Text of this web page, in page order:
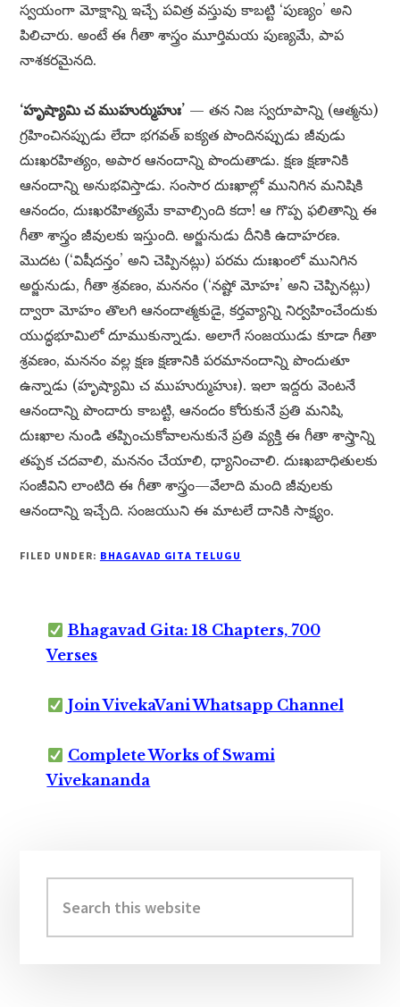
స్వయంగా మోక్షాన్ని ఇచ్చే పవిత్ర వస్తువు కాబట్టి ‘పుణ్యం’ అని
పిలిచారు. అంటే ఈ గీతా శాస్త్రం మూర్తిమయ పుణ్యమే, పాప
నాశకరమైనది.
‘హృష్యామి చ ముహుర్ముహుః’ — తన నిజ స్వరూపాన్ని (ఆత్మను)
గ్రహించినప్పుడు లేదా భగవత్ ఐక్యత పొందినప్పుడు జీవుడు
దుఃఖరహిత్యం, అపార ఆనందాన్ని పొందుతాడు. క్షణ క్షణానికి
ఆనందాన్ని అనుభవిస్తాడు. సంసార దుఃఖాల్లో మునిగిన మనిషికి
ఆనందం, దుఃఖరహిత్యమే కావాల్సింది కదా! ఆ గొప్ప ఫలితాన్ని ఈ
గీతా శాస్త్రం జీవులకు ఇస్తుంది. అర్జునుడు దీనికి ఉదాహరణ.
మొదట (‘విషీదన్తం’ అని చెప్పినట్లు) పరమ దుఃఖంలో మునిగిన
అర్జునుడు, గీతా శ్రవణం, మననం (‘నష్టో మోహః’ అని చెప్పినట్లు)
ద్వారా మోహం తొలగి ఆనందాత్మకుడై, కర్తవ్యాన్ని నిర్వహించేందుకు
యుద్ధభూమిలో దూముకున్నాడు. అలాగే సంజయుడు కూడా గీతా
శ్రవణం, మననం వల్ల క్షణ క్షణానికి పరమానందాన్ని పొందుతూ
ఉన్నాడు (హృష్యామి చ ముహుర్ముహుః). ఇలా ఇద్దరు వెంటనే
ఆనందాన్ని పొందారు కాబట్టి, ఆనందం కోరుకునే ప్రతి మనిషి,
దుఃఖాల నుండి తప్పించుకోవాలనుకునే ప్రతి వ్యక్తి ఈ గీతా శాస్త్రాన్ని
తప్పక చదవాలి, మననం చేయాలి, ధ్యానించాలి. దుఃఖబాధితులకు
సంజీవిని లాంటిది ఈ గీతా శాస్త్రం—వేలాది మంది జీవులకు
ఆనందాన్ని ఇచ్చేది. సంజయుని ఈ మాటలే దానికి సాక్ష్యం.
FILED UNDER: BHAGAVAD GITA TELUGU
Bhagavad Gita: 18 Chapters, 700
Verses
Join VivekaVani Whatsapp Channel
Complete Works of Swami
Vivekananda
Sidebar
this
website